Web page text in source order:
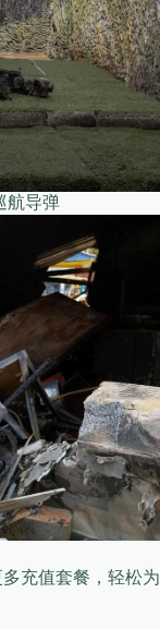
航导弹
多充值套餐，轻松为